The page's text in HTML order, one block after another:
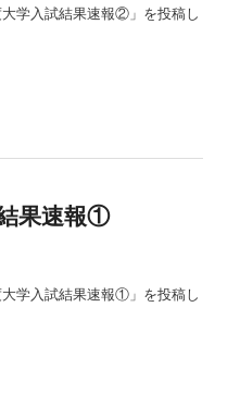
大学入試結果速報②」を投稿し
果速報①
大学入試結果速報①」を投稿し